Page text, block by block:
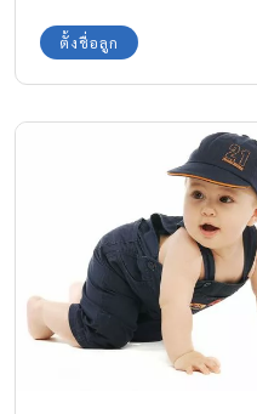
ตั้งชื่อลูก